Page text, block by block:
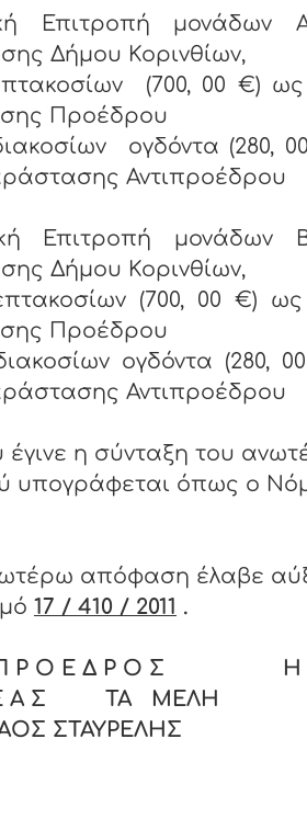
Επιτροπή μονάδων
Δήμου Κορινθίων,
(700, 00 €)
Προέδρου
ογδόντα (280,
Αντιπροέδρου
Επιτροπή μονάδων
Δήμου Κορινθίων,
(700, 00 €)
Προέδρου
ογδόντα (280,
Αντιπροέδρου
έγινε η σύνταξη του
υπογράφεται όπως ο
απόφαση έλαβε
17 / 410 / 2011 .
Ο Ε Δ Ρ Ο Σ Η Γ
Ε Α Σ ΤΑ ΜΕΛΗ
ΣΤΑΥΡΕΛΗΣ